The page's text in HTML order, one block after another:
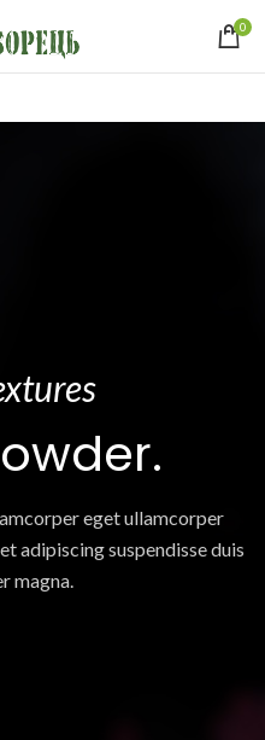
0
eget ullamcorper
adipiscing suspendisse duis
magna.